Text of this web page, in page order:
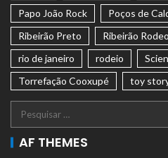
Papo João Rock
Poços de
Ribeirão Preto
Ribeirão
rio de janeiro
rodeio
Torrefação Cooxupé
toy
AF THEMES